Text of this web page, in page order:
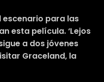
escenario para las
esta película. ‘Lejos
a dos jóvenes
Graceland, la